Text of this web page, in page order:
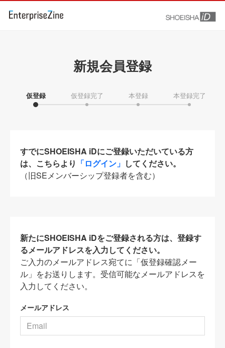
新規会員登録
仮登録 仮登録完了 本登録 本登録完了
すでにSHOEISHA iDにご登録いただいている方
は、こちらより 「ログイン」 してください。
（旧SEメンバーシップ登録者を含む）
新たにSHOEISHA iDをご登録される方は、登録す
るメールアドレスを入力してください。
ご入力のメールアドレス宛てに「仮登録確認メー
ル」をお送りします。受信可能なメールアドレスを
入力してください。
メールアドレス